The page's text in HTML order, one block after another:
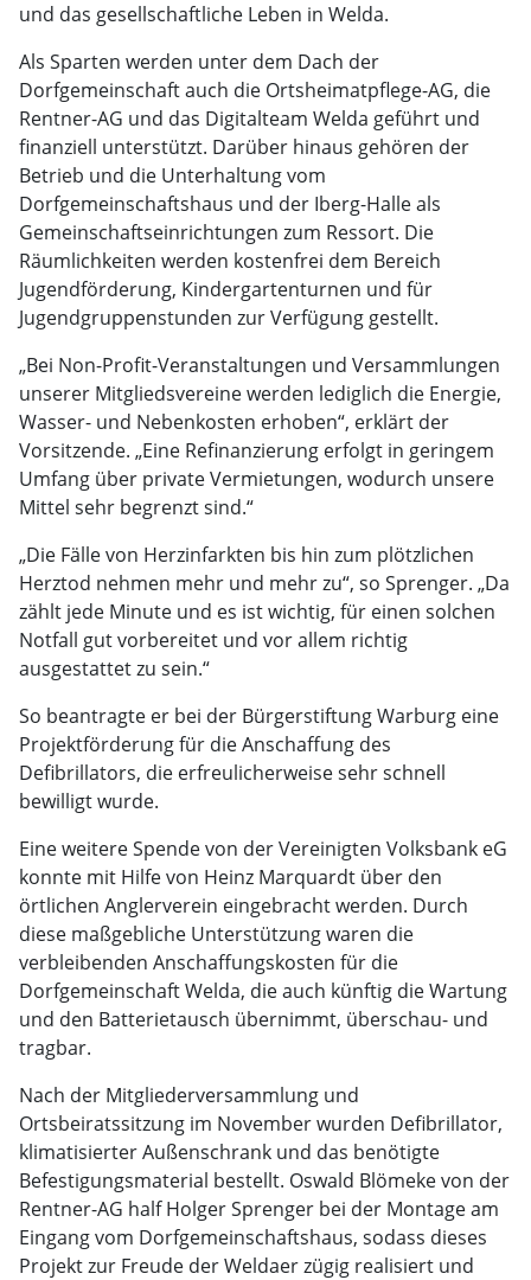
und das gesellschaftliche Leben in Welda.
Als Sparten werden unter dem Dach der
Dorfgemeinschaft auch die Ortsheimatpflege-AG, die
Rentner-AG und das Digitalteam Welda geführt und
finanziell unterstützt. Darüber hinaus gehören der
Betrieb und die Unterhaltung vom
Dorfgemeinschaftshaus und der Iberg-Halle als
Gemeinschaftseinrichtungen zum Ressort. Die
Räumlichkeiten werden kostenfrei dem Bereich
Jugendförderung, Kindergartenturnen und für
Jugendgruppenstunden zur Verfügung gestellt.
„Bei Non-Profit-Veranstaltungen und Versammlungen
unserer Mitgliedsvereine werden lediglich die Energie,
Wasser- und Nebenkosten erhoben“, erklärt der
Vorsitzende. „Eine Refinanzierung erfolgt in geringem
Umfang über private Vermietungen, wodurch unsere
Mittel sehr begrenzt sind.“
„Die Fälle von Herzinfarkten bis hin zum plötzlichen
Herztod nehmen mehr und mehr zu“, so Sprenger. „Da
zählt jede Minute und es ist wichtig, für einen solchen
Notfall gut vorbereitet und vor allem richtig
ausgestattet zu sein.“
So beantragte er bei der Bürgerstiftung Warburg eine
Projektförderung für die Anschaffung des
Defibrillators, die erfreulicherweise sehr schnell
bewilligt wurde.
Eine weitere Spende von der Vereinigten Volksbank eG
konnte mit Hilfe von Heinz Marquardt über den
örtlichen Anglerverein eingebracht werden. Durch
diese maßgebliche Unterstützung waren die
verbleibenden Anschaffungskosten für die
Dorfgemeinschaft Welda, die auch künftig die Wartung
und den Batterietausch übernimmt, überschau- und
tragbar.
Nach der Mitgliederversammlung und
Ortsbeiratssitzung im November wurden Defibrillator,
klimatisierter Außenschrank und das benötigte
Befestigungsmaterial bestellt. Oswald Blömeke von der
Rentner-AG half Holger Sprenger bei der Montage am
Eingang vom Dorfgemeinschaftshaus, sodass dieses
Projekt zur Freude der Weldaer zügig realisiert und